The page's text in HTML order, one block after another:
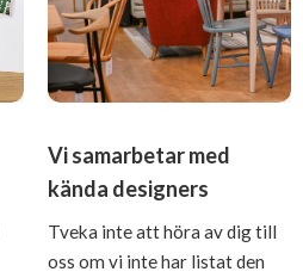
Vi samarbetar med
kända designers
Tveka inte att höra av dig till
oss om vi inte har listat den